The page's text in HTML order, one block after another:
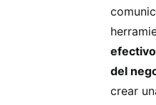
del
crear